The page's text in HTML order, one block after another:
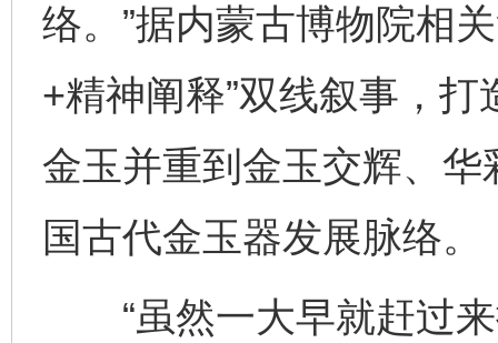
络。”据内蒙古博物院相
+精神阐释”双线叙事，
金玉并重到金玉交辉、
国古代金玉器发展脉络。
“虽然一大早就赶过来